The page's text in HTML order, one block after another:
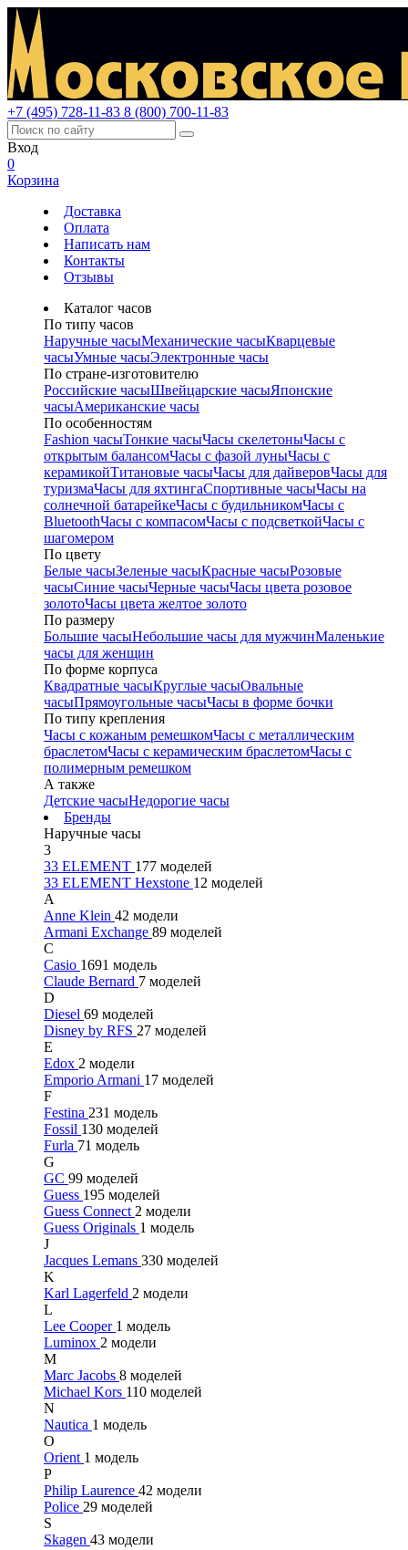
+7 (495) 728-11-83 8 (800) 700-11-83
Вход
0
Корзина
Доставка
Оплата
Написать нам
Контакты
Отзывы
Каталог часов
По типу часов
Наручные часыМеханические часыКварцевые
часыУмные часыЭлектронные часы
По стране-изготовителю
Российские часыШвейцарские часыЯпонские
часыАмериканские часы
По особенностям
Fashion часыТонкие часыЧасы скелетоныЧасы с
открытым балансомЧасы с фазой луныЧасы с
керамикойТитановые часыЧасы для дайверовЧасы для
туризмаЧасы для яхтингаСпортивные часыЧасы на
солнечной батарейкеЧасы с будильникомЧасы с
BluetoothЧасы с компасомЧасы с подсветкойЧасы с
шагомером
По цвету
Белые часыЗеленые часыКрасные часыРозовые
часыСиние часыЧерные часыЧасы цвета розовое
золотоЧасы цвета желтое золото
По размеру
Большие часыНебольшие часы для мужчинМаленькие
часы для женщин
По форме корпуса
Квадратные часыКруглые часыОвальные
часыПрямоугольные часыЧасы в форме бочки
По типу крепления
Часы с кожаным ремешкомЧасы с металлическим
браслетомЧасы с керамическим браслетомЧасы с
полимерным ремешком
А также
Детские часыНедорогие часы
Бренды
Наручные часы
3
33 ELEMENT 177 моделей
33 ELEMENT Hexstone 12 моделей
A
Anne Klein 42 модели
Armani Exchange 89 моделей
C
Casio 1691 модель
Claude Bernard 7 моделей
D
Diesel 69 моделей
Disney by RFS 27 моделей
E
Edox 2 модели
Emporio Armani 17 моделей
F
Festina 231 модель
Fossil 130 моделей
Furla 71 модель
G
GC 99 моделей
Guess 195 моделей
Guess Connect 2 модели
Guess Originals 1 модель
J
Jacques Lemans 330 моделей
K
Karl Lagerfeld 2 модели
L
Lee Cooper 1 модель
Luminox 2 модели
M
Marc Jacobs 8 моделей
Michael Kors 110 моделей
N
Nautica 1 модель
O
Orient 1 модель
P
Philip Laurence 42 модели
Police 29 моделей
S
Skagen 43 модели